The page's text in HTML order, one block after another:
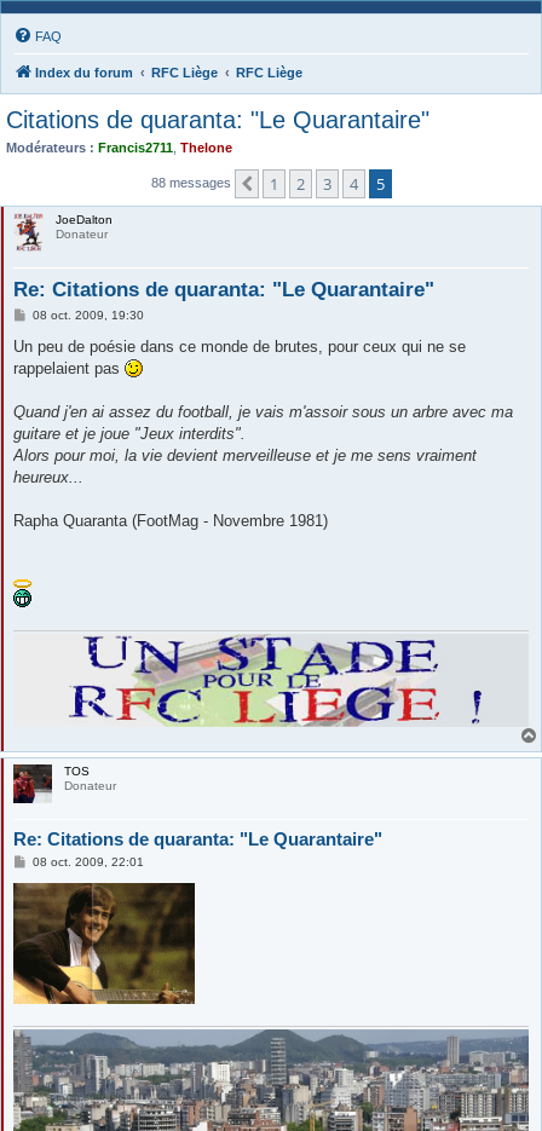
FAQ
Index du forum RFC Liège RFC Liège
Citations de quaranta: "Le Quarantaire"
Modérateurs : Francis2711 Thelone
88 messages Précédente
1 2 3 4 5
JoeDalton
Donateur
Re: Citations de quaranta: "Le Quarantaire"
M
s
a
08 oct. 2009, 19:30
Un peu de poésie dans ce monde de brutes, pour ceux qui ne se
rappelaient pas
Quand j'en ai assez du football, je vais m'assoir sous un arbre avec ma
guitare et je joue "Jeux interdits".
Alors pour moi, la vie devient merveilleuse et je me sens vraiment
heureux...
Rapha Quaranta (FootMag - Novembre 1981)
TOS
Donateur
Re: Citations de quaranta: "Le Quarantaire"
M
s
s
a
g
e
08 oct. 2009, 22:01